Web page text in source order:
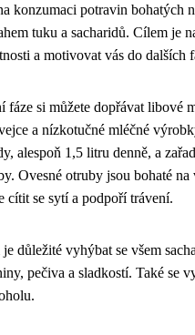
konzumaci potravin bohatých
tuku a sacharidů. Cílem je
a motivovat vás do dalších
fáze si můžete dopřávat libové
a nízkotučné mléčné
alespoň 1,5 litru denně, a
Ovesné otruby jsou bohaté
cítit se sytí a podpoří trávení.
důležité vyhýbat se všem
pečiva a sladkostí. Také se